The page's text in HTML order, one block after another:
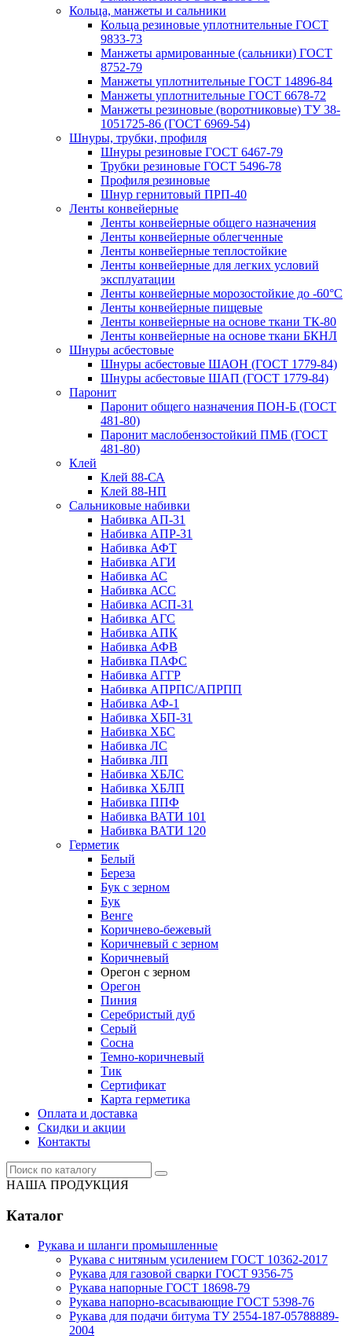
Кольца, манжеты и сальники
Кольца резиновые уплотнительные ГОСТ
9833-73
Манжеты армированные (сальники) ГОСТ
8752-79
Манжеты уплотнительные ГОСТ 14896-84
Манжеты уплотнительные ГОСТ 6678-72
Манжеты резиновые (воротниковые) ТУ 38-
1051725-86 (ГОСТ 6969-54)
Шнуры, трубки, профиля
Шнуры резиновые ГОСТ 6467-79
Трубки резиновые ГОСТ 5496-78
Профиля резиновые
Шнур гернитовый ПРП-40
Ленты конвейерные
Ленты конвейерные общего назначения
Ленты конвейерные облегченные
Ленты конвейерные теплостойкие
Ленты конвейерные для легких условий
эксплуатации
Ленты конвейерные морозостойкие до -60°С
Ленты конвейерные пищевые
Ленты конвейерные на основе ткани ТК-80
Ленты конвейерные на основе ткани БКНЛ
Шнуры асбестовые
Шнуры асбестовые ШАОН (ГОСТ 1779-84)
Шнуры асбестовые ШАП (ГОСТ 1779-84)
Паронит
Паронит общего назначения ПОН-Б (ГОСТ
481-80)
Паронит маслобензостойкий ПМБ (ГОСТ
481-80)
Клей
Клей 88-СА
Клей 88-НП
Сальниковые набивки
Набивка АП-31
Набивка АПР-31
Набивка АФТ
Набивка АГИ
Набивка АС
Набивка АСС
Набивка АСП-31
Набивка АГС
Набивка АПК
Набивка АФВ
Набивка ПАФС
Набивка АГГР
Набивка АПРПС/АПРПП
Набивка АФ-1
Набивка ХБП-31
Набивка ХБС
Набивка ЛС
Набивка ЛП
Набивка ХБЛС
Набивка ХБЛП
Набивка ППФ
Набивка ВАТИ 101
Набивка ВАТИ 120
Герметик
Белый
Береза
Бук с зерном
Бук
Венге
Коричнево-бежевый
Коричневый с зерном
Коричневый
Орегон с зерном
Орегон
Пиния
Серебристый дуб
Серый
Сосна
Темно-коричневый
Тик
Сертификат
Карта герметика
Оплата и доставка
Cкидки и акции
Контакты
НАША ПРОДУКЦИЯ
Каталог
Рукава и шланги промышленные
Рукава с нитяным усилением ГОСТ 10362-2017
Рукава для газовой сварки ГОСТ 9356-75
Рукава напорные ГОСТ 18698-79
Рукава нaпорно-всасывающие ГОСТ 5398-76
Рукава для подачи битума ТУ 2554-187-05788889-
2004